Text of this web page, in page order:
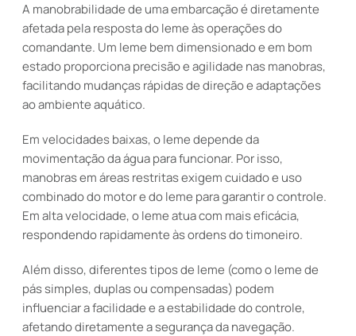
A manobrabilidade de uma embarcação é diretamente
afetada pela resposta do leme às operações do
comandante. Um leme bem dimensionado e em bom
estado proporciona precisão e agilidade nas manobras,
facilitando mudanças rápidas de direção e adaptações
ao ambiente aquático.
Em velocidades baixas, o leme depende da
movimentação da água para funcionar. Por isso,
manobras em áreas restritas exigem cuidado e uso
combinado do motor e do leme para garantir o controle.
Em alta velocidade, o leme atua com mais eficácia,
respondendo rapidamente às ordens do timoneiro.
Além disso, diferentes tipos de leme (como o leme de
pás simples, duplas ou compensadas) podem
influenciar a facilidade e a estabilidade do controle,
afetando diretamente a segurança da navegação.